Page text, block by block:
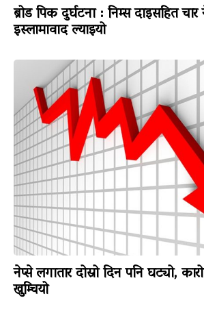
ब्रोड पिक दुर्घटना : निम्स दाइसहित
इस्लामावाद ल्याइयो
नेप्से लगातार दोस्रो दिन पनि घट्यो,
खुम्चियो